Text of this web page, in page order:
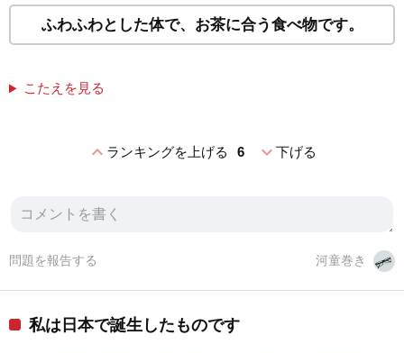
ふわふわとした体で、お茶に合う食べ物です。
こたえを見る
expand_lessランキングを上げる 6 expand_more下げる
河童巻き
問題を報告する
私は日本で誕生したものです